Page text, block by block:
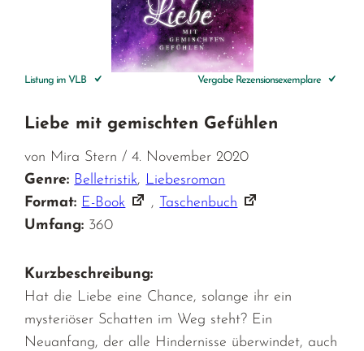
Listung im VLB Vergabe Rezensionsexemplare
Liebe mit gemischten Gefühlen
von Mira Stern / 4. November 2020
Genre: Belletristik, Liebesroman
Format: E-Book , Taschenbuch
Umfang: 360
Kurzbeschreibung:
Hat die Liebe eine Chance, solange ihr ein
mysteriöser Schatten im Weg steht? Ein
Neuanfang, der alle Hindernisse überwindet, auch